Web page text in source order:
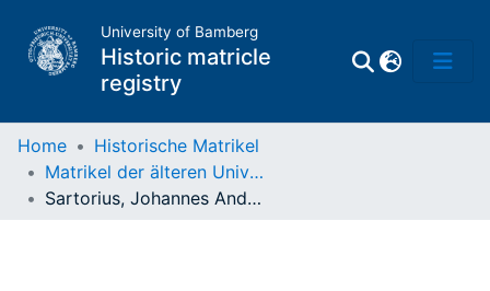
University of Bamberg
Historic matricle
registry
Matrikel
Home
Historische Matrikel
Matrikel der älteren Universität
Sartorius, Johannes Andreas